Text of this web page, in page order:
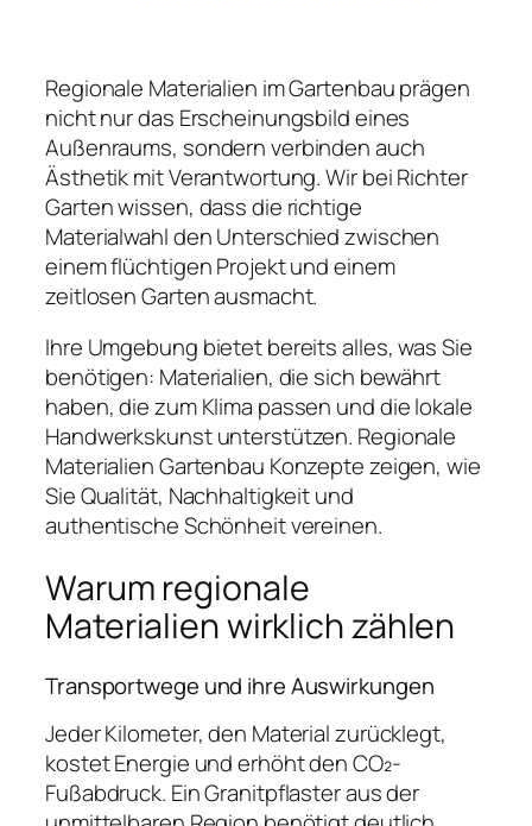
Regionale Materialien im Gartenbau prägen
nicht nur das Erscheinungsbild eines
Außenraums, sondern verbinden auch
Ästhetik mit Verantwortung. Wir bei Richter
Garten wissen, dass die richtige
Materialwahl den Unterschied zwischen
einem flüchtigen Projekt und einem
zeitlosen Garten ausmacht.
Ihre Umgebung bietet bereits alles, was Sie
benötigen: Materialien, die sich bewährt
haben, die zum Klima passen und die lokale
Handwerkskunst unterstützen. Regionale
Materialien Gartenbau Konzepte zeigen, wie
Sie Qualität, Nachhaltigkeit und
authentische Schönheit vereinen.
Warum regionale
Materialien wirklich zählen
Transportwege und ihre Auswirkungen
Jeder Kilometer, den Material zurücklegt,
kostet Energie und erhöht den CO₂-
Fußabdruck. Ein Granitpflaster aus der